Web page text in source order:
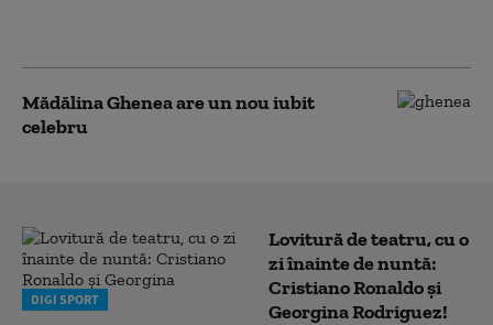
Mădălina Ghenea are un nou iubit
celebru
DIGI SPORT
Lovitură de teatru, cu o
zi înainte de nuntă:
Cristiano Ronaldo și
Georgina Rodriguez!